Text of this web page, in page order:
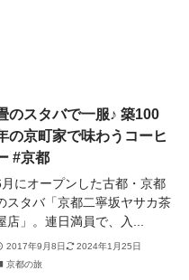
のスタバで一服♪ 築100
の京町家で味わうコーヒ
#京都
にオープンした古都・京都
スタバ「京都二寧坂ヤサカ茶
店」。連日満員で、入...
2017年9月8日
2024年1月25日
京都の旅